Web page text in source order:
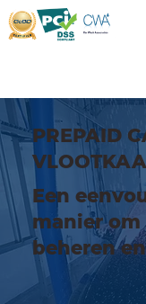
PREPAID
Een
manier
beheren